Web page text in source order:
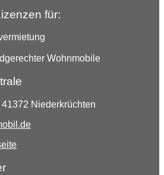
für:
Wohnmobile
Niederkrüchten